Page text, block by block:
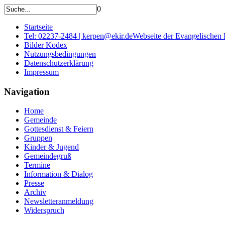
0
Startseite
Tel: 02237-2484 | kerpen@ekir.deWebseite der
Bilder Kodex
Nutzungsbedingungen
Datenschutzerklärung
Impressum
Navigation
Home
Gemeinde
Gottesdienst & Feiern
Gruppen
Kinder & Jugend
Gemeindegruß
Termine
Information & Dialog
Presse
Archiv
Newsletteranmeldung
Widerspruch